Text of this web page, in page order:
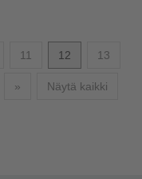
11 12 13
»SeuraavaNäytä kaikki